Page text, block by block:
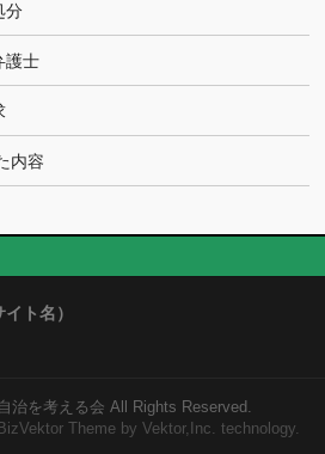
分
護士
内容
ト名）
治を考える会 All Rights Reserved.
BizVektor Theme by Vektor,Inc. technology.